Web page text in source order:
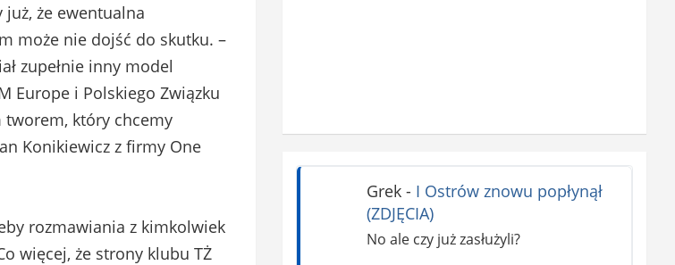
że ewentualna
może nie dojść do skutku. –
zupełnie inny model
Europe i Polskiego Związku
tworem, który chcemy
Konikiewicz z firmy One
rozmawiania z kimkolwiek
więcej, że strony klubu TŻ
Grek- I Ostrów znowu popłynął
(ZDJĘCIA)
No ale czy już zasłużyli?